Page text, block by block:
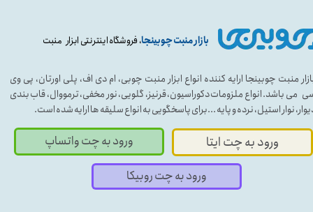
بازار منبت چوبینجا، فروشگاه اینترنتی ابزار منبت
منبت چوبینجا ارایه کننده انواع ابزار منبت چوبی، ام دی اف، پلی اورتان، پی وی
می باشد. انواع ملزومات دکوراسیون، قرنیز، گلویی، نور مخفی، ترمووال، قاب بندی
نوار استیل، نرده و پایه ...برای پاسخگویی به انواع سلیقه ها ارایه شده است.
ورود به چت ایتا ورود به چت واتساپ
ورود به چت روبیکا